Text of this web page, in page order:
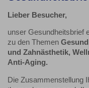
Lieber Besucher,
unser Gesundheitsbrief
zu den Themen
und Zahnästhetik,
Anti-Aging.
Die Zusammenstellung